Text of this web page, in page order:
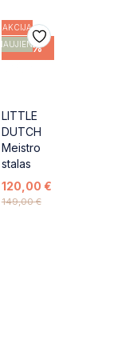
-19%
AKCIJA
NAUJIENA
LITTLE
DUTCH
Meistro
stalas
149,00€
120,00 €